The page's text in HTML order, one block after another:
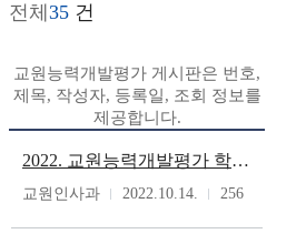
전체 35 건
교원능력개발평가 게시판은 번호,
제목, 작성자, 등록일, 조회 정보를
제공합니다.
2022. 교원능력개발평가 학부모 만족도 조사 리플렛 및 다국어 안내지
교원인사과 2022.10.14. 256